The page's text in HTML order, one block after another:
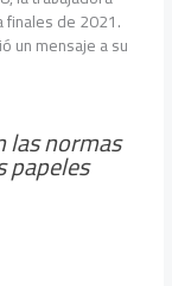
finales de 2021.
un mensaje a su
las normas
papeles